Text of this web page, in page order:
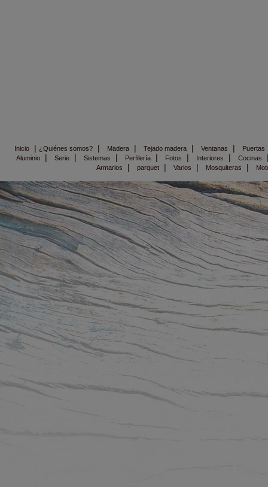
Inicio | ¿Quiénes somos? | Madera | Tejado madera | Ventanas | Puertas
Aluminio | Serie | Sistemas | Perfilería | Fotos | Interiores | Cocinas
Armarios | parquet | Varios | Mosquiteras |